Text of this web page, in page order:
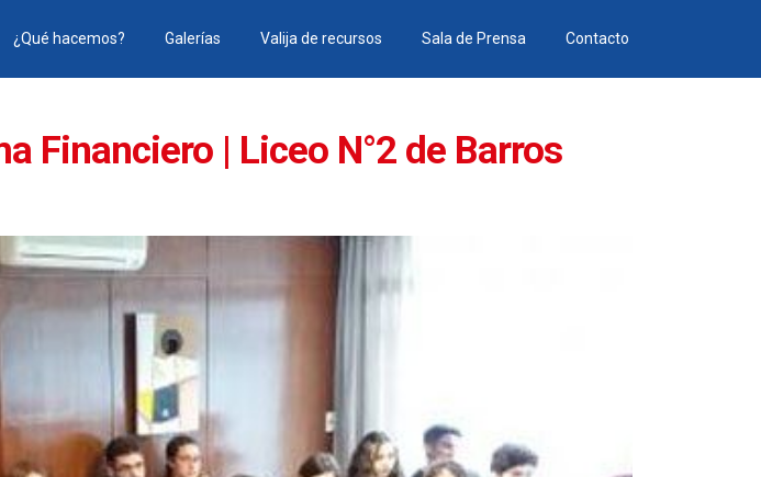
¿Qué hacemos? Galerías Valija de recursos Sala de Prensa Contacto
Financiero | Liceo N°2 de Barros